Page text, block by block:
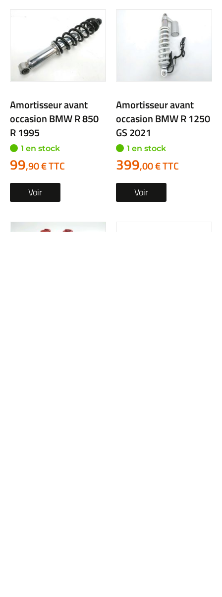
Amortisseur avant
occasion BMW R 850
R 1995
1 en stock
99,90 € TTC
Voir
Amortisseur avant
occasion BMW R 1250
GS 2021
1 en stock
399,00 € TTC
Voir